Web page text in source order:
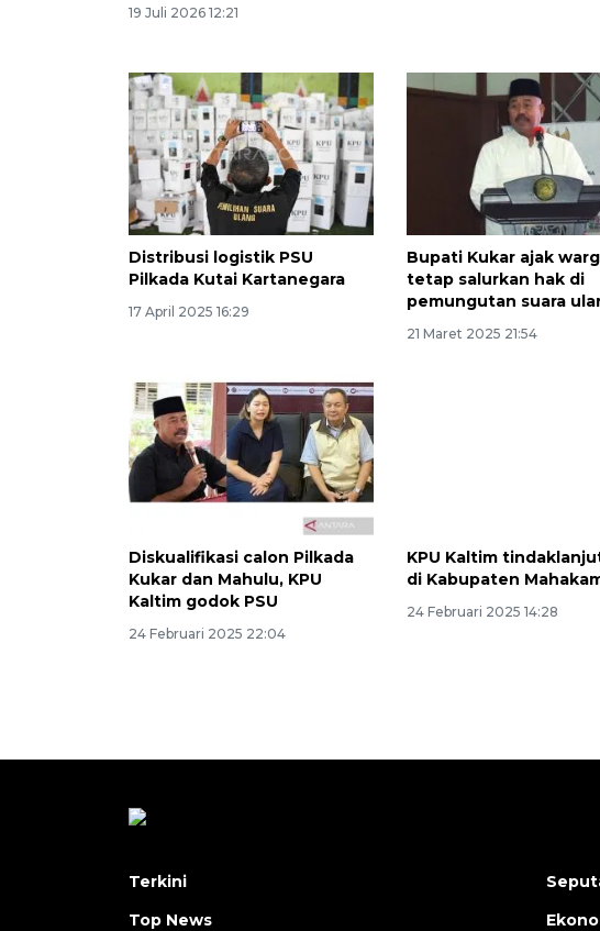
19 Juli 2026 12:21
Distribusi logistik PSU
Pilkada Kutai Kartanegara
17 April 2025 16:29
Bupati Kukar ajak
tetap salurkan hak di
pemungutan suara
21 Maret 2025 21:54
Diskualifikasi calon Pilkada
Kukar dan Mahulu, KPU
Kaltim godok PSU
24 Februari 2025 22:04
KPU Kaltim
di Kabupaten
24 Februari 2025 14:28
Terkini
Top News